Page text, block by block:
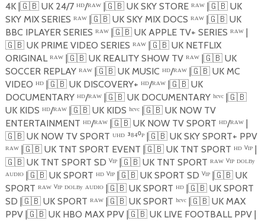
4K |🇬🇧UK 24/7 ᴴᴰ/ᴿᴬᵂ |🇬🇧UK SKY STORE ᴿᴬᵂ |🇬🇧UK
SKY MIX SERIES ᴿᴬᵂ |🇬🇧UK SKY MIX DOCS ᴿᴬᵂ |🇬🇧UK
BBC IPLAYER SERIES ᴿᴬᵂ |🇬🇧UK APPLE TV+ SERIES ᴿᴬᵂ |
🇬🇧UK PRIME VIDEO SERIES ᴿᴬᵂ |🇬🇧UK NETFLIX
ORIGINAL ᴿᴬᵂ |🇬🇧UK REALITY SHOW TV ᴿᴬᵂ |🇬🇧UK
SOCCER REPLAY ᴿᴬᵂ |🇬🇧UK MUSIC ᴴᴰ/ᴿᴬᵂ |🇬🇧UK MC
VIDEO ᴴᴰ |🇬🇧UK DISCOVERY+ ᴴᴰ/ᴿᴬᵂ |🇬🇧UK
DOCUMENTARY ᴴᴰ/ᴿᴬᵂ |🇬🇧UK DOCUMENTARY ʰᵉᵛᶜ |🇬🇧
UK KIDS ᴴᴰ/ᴿᴬᵂ |🇬🇧UK KIDS ʰᵉᵛᶜ |🇬🇧UK NOW TV
ENTERTAINMENT ᴴᴰ/ᴿᴬᵂ |🇬🇧UK NOW TV SPORT ᴴᴰ/ᴿᴬᵂ |
🇬🇧UK NOW TV SPORT ᵁᴴᴰ ³⁸⁴⁰ᴾ |🇬🇧UK SKY SPORT+ PPV
ᴿᴬᵂ |🇬🇧UK TNT SPORT EVENT |🇬🇧UK TNT SPORT ᴴᴰ ⱽᴵᴾ |
🇬🇧UK TNT SPORT SD ⱽᴵᴾ |🇬🇧UK TNT SPORT ᴿᴬᵂ ⱽᴵᴾ ᴰᴼᴸᴮʸ
ᴬᵁᴰᴵᴼ |🇬🇧UK SPORT ᴴᴰ ⱽᴵᴾ |🇬🇧UK SPORT SD ⱽᴵᴾ |🇬🇧UK
SPORT ᴿᴬᵂ ⱽᴵᴾ ᴰᴼᴸᴮʸ ᴬᵁᴰᴵᴼ |🇬🇧UK SPORT ᴴᴰ |🇬🇧UK SPORT
SD |🇬🇧UK SPORT ᴿᴬᵂ |🇬🇧UK SPORT ʰᵉᵛᶜ |🇬🇧UK MAX
PPV |🇬🇧UK HBO MAX PPV |🇬🇧UK LIVE FOOTBALL PPV |